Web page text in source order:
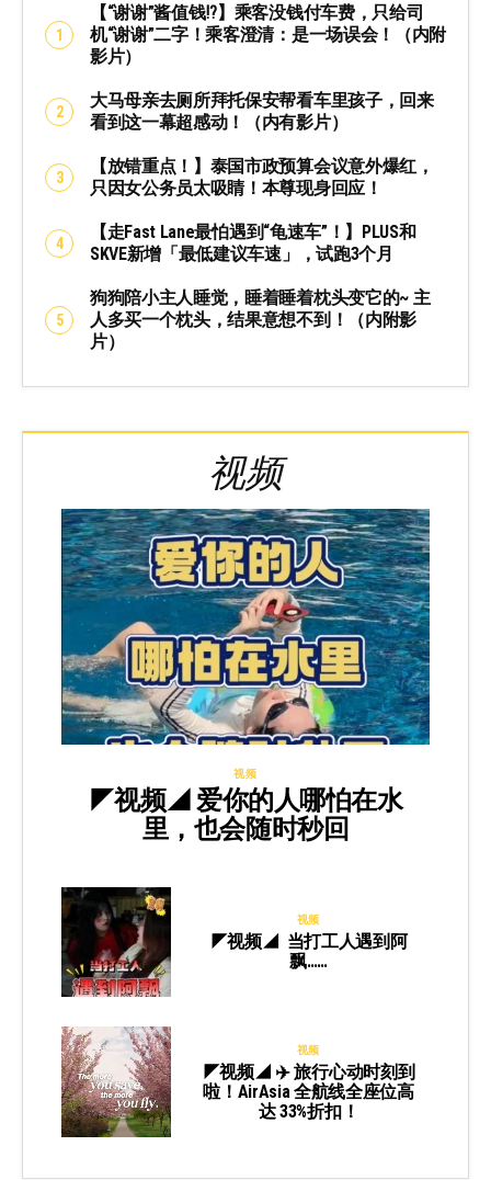
【“谢谢”酱值钱⁉️】乘客没钱付车费，只给司
机“谢谢”二字！乘客澄清：是一场误会！（内附
影片）
大马母亲去厕所拜托保安帮看车里孩子，回来
看到这一幕超感动！（内有影片）
【放错重点！】泰国市政预算会议意外爆红，
只因女公务员太吸睛！本尊现身回应！
【走Fast Lane最怕遇到“龟速车”！】PLUS和
SKVE新增「最低建议车速」，试跑3个月
狗狗陪小主人睡觉，睡着睡着枕头变它的~ 主
人多买一个枕头，结果意想不到！（内附影
片）
视频
视频
◤视频◢ 爱你的人哪怕在水
里，也会随时秒回
视频
◤视频◢ 当打工人遇到阿
飘……
视频
◤视频◢ ✈️ 旅行心动时刻到
啦！AirAsia 全航线全座位高
达 33%折扣！